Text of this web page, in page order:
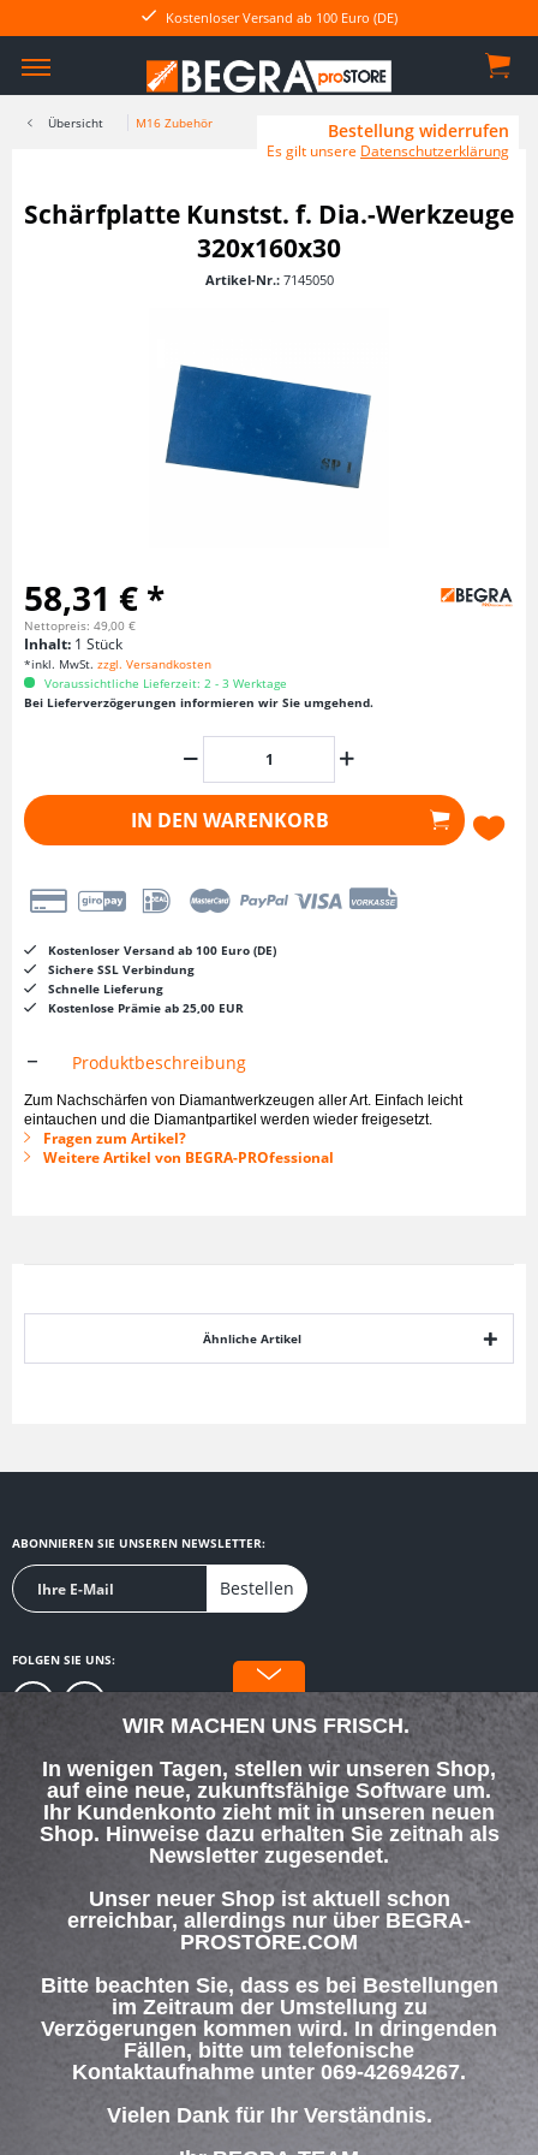
Kostenloser Versand ab 100 Euro (DE)
Übersicht M16 Zubehör
Schärfplatte Kunstst. f. Dia.-Werkzeuge
320x160x30
Artikel-Nr.: 7145050
58,31 € *
Nettopreis: 49,00 €
Inhalt: 1 Stück
*inkl. MwSt. zzgl. Versandkosten
Voraussichtliche Lieferzeit: 2 - 3 Werktage
Bei Lieferverzögerungen informieren wir Sie umgehend.
IN DEN WARENKORB
Kostenloser Versand ab 100 Euro (DE)
Sichere SSL Verbindung
Schnelle Lieferung
Kostenlose Prämie ab 25,00 EUR
Produktbeschreibung
Zum Nachschärfen von Diamantwerkzeugen aller Art. Einfach leicht
eintauchen und die Diamantpartikel werden wieder freigesetzt.
Fragen zum Artikel?
Weitere Artikel von BEGRA-PROfessional
Ähnliche Artikel
ABONNIEREN SIE UNSEREN NEWSLETTER:
Bestellen
FOLGEN SIE UNS:
WIR MACHEN UNS FRISCH.
In wenigen Tagen, stellen wir unseren Shop,
auf eine neue, zukunftsfähige Software um.
Ihr Kundenkonto zieht mit in unseren neuen
Shop. Hinweise dazu erhalten Sie zeitnah als
Newsletter zugesendet.
Unser neuer Shop ist aktuell schon
erreichbar, allerdings nur über BEGRA-
PROSTORE.COM
Bitte beachten Sie, dass es bei Bestellungen
im Zeitraum der Umstellung zu
Verzögerungen kommen wird. In dringenden
Fällen, bitte um telefonische
Kontaktaufnahme unter 069-42694267.
Vielen Dank für Ihr Verständnis.
SERVICE HOTLINE
INFORMATIONEN
Über uns Hilfe / Support Kontakt
Versand und Zahlungsbedingungen Widerrufsrecht Datenschutz
AGB
Impressum
Bestellung widerrufen
Es gilt unsere Datenschutzerklärung